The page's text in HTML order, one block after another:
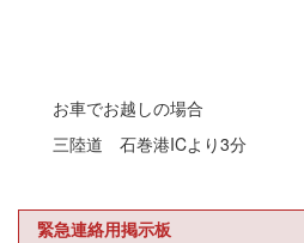
お車でお越しの場合
三陸道 石巻港ICより3分
緊急連絡用掲示板